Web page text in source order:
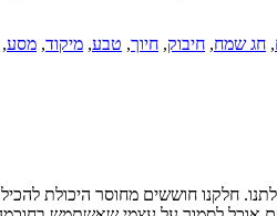
, חג שמח, חיבוק, חיוך, טבע, מיקוד, מסע,
חלקנו חוששים מחוסר